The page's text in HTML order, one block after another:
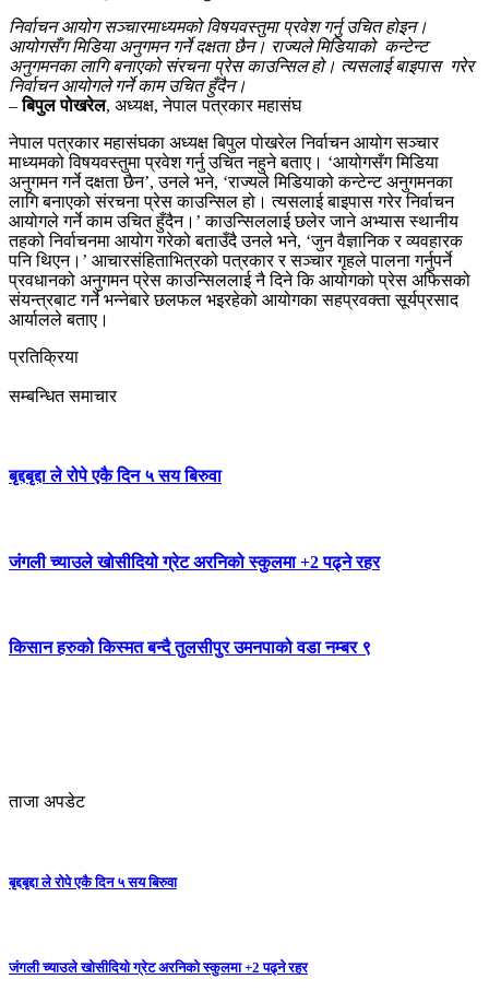
निर्वाचन आयोग सञ्चारमाध्यमको विषयवस्तुमा प्रवेश गर्नु उचित होइन।
आयोगसँग मिडिया अनुगमन गर्ने दक्षता छैन। राज्यले मिडियाको कन्टेन्ट
अनुगमनका लागि बनाएको संरचना प्रेस काउन्सिल हो। त्यसलाई बाइपास गरेर
निर्वाचन आयोगले गर्ने काम उचित हुँदैन।
–बिपुल पोखरेल, अध्यक्ष, नेपाल पत्रकार महासंघ
नेपाल पत्रकार महासंघका अध्यक्ष बिपुल पोखरेल निर्वाचन आयोग सञ्चार
माध्यमको विषयवस्तुमा प्रवेश गर्नु उचित नहुने बताए। ‘आयोगसँग मिडिया
अनुगमन गर्ने दक्षता छैन’, उनले भने, ‘राज्यले मिडियाको कन्टेन्ट अनुगमनका
लागि बनाएको संरचना प्रेस काउन्सिल हो। त्यसलाई बाइपास गरेर निर्वाचन
आयोगले गर्ने काम उचित हुँदैन।’ काउन्सिललाई छलेर जाने अभ्यास स्थानीय
तहको निर्वाचनमा आयोग गरेको बताउँदै उनले भने, ‘जुन वैज्ञानिक र व्यवहारक
पनि थिएन।’ आचारसंहिताभित्रको पत्रकार र सञ्चार गृहले पालना गर्नुपर्ने
प्रवधानको अनुगमन प्रेस काउन्सिललाई नै दिने कि आयोगको प्रेस अफिसको
संयन्त्रबाट गर्ने भन्नेबारे छलफल भइरहेको आयोगका सहप्रवक्ता सूर्यप्रसाद
आर्यालले बताए।
प्रतिक्रिया
सम्बन्धित समाचार
बृद्दबृद्दा ले रोपे एकै दिन ५ सय बिरुवा
जंगली च्याउले खोसीदियो ग्रेट अरनिको स्कुलमा +2 पढ्ने रहर
किसान हरुको किस्मत बन्दै तुलसीपुर उमनपाको वडा नम्बर ९
ताजा अपडेट
बृद्दबृद्दा ले रोपे एकै दिन ५ सय बिरुवा
जंगली च्याउले खोसीदियो ग्रेट अरनिको स्कुलमा +2 पढ्ने रहर